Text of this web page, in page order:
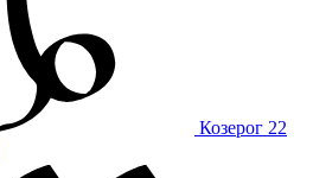
Козерог 22